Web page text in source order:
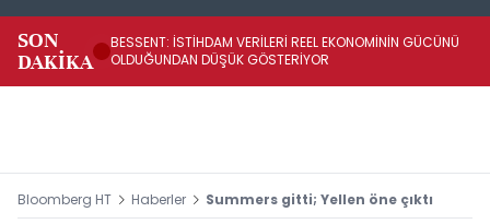
SON
DAKİKA
BESSENT: İSTİHDAM VERİLERİ REEL EKONOMİNİN GÜCÜNÜ
OLDUĞUNDAN DÜŞÜK GÖSTERİYOR
Bloomberg HT Haberler Summers gitti; Yellen öne çıktı